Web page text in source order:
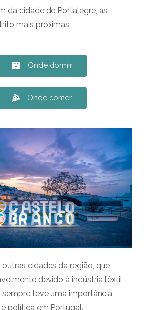
da cidade de Portalegre, as
mais próximas.
Onde dormir
Onde comer
cidades da região, que
devido à indústria têxtil,
sempre teve uma importância
política em Portugal.